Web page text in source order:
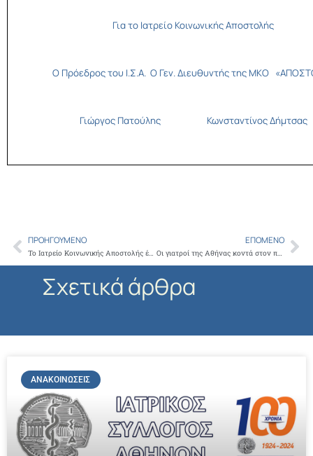
Για το Ιατρείο Κοινωνικής Αποστολής
Ο Πρόεδρος του Ι.Σ.Α. Ο Γεν. Διευθυντής της ΜΚΟ
Γιώργος Πατούλης Κωνσταντίνος Δήμτσας
Prev
ΠΡΟΗΓΟΎΜΕΝΟ
Το Ιατρείο Κοινωνικής Αποστολής έκοψε την πρωτοχρονιάτικη πίτα του
ΕΠΌΜΕΝΟ
Οι γιατροί της Αθήνας κοντά στον πολίτη
Σχετικά άρθρα
ΑΝΑΚΟΙΝΏΣΕΙΣ